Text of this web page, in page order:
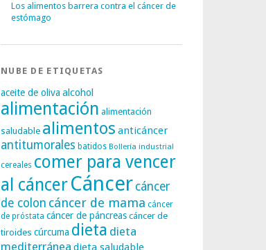
Los alimentos barrera contra el cáncer de
estómago
NUBE DE ETIQUETAS
aceite de oliva alcohol
alimentación alimentación
saludable alimentos anticáncer
antitumorales batidos Bollería industrial
cereales comer para vencer
al cáncerCáncer cáncer
de colon cáncer de mama cáncer
de próstata cáncer de páncreascáncer de
tiroides cúrcuma dieta dieta
mediterránea dieta saludable